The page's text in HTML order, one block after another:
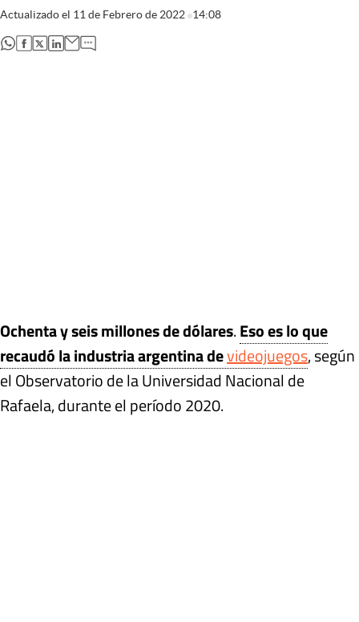
Actualizado el 11 de Febrero de 2022 14:08
abre en nueva pestaña
abre en nueva pestaña
abre en nueva pestaña
abre en nueva pestaña
Ochenta y seis millones de dólares.Eso es lo que
recaudó la industria argentina devideojuegos, según
el Observatorio de la Universidad Nacional de
Rafaela, durante el período 2020.